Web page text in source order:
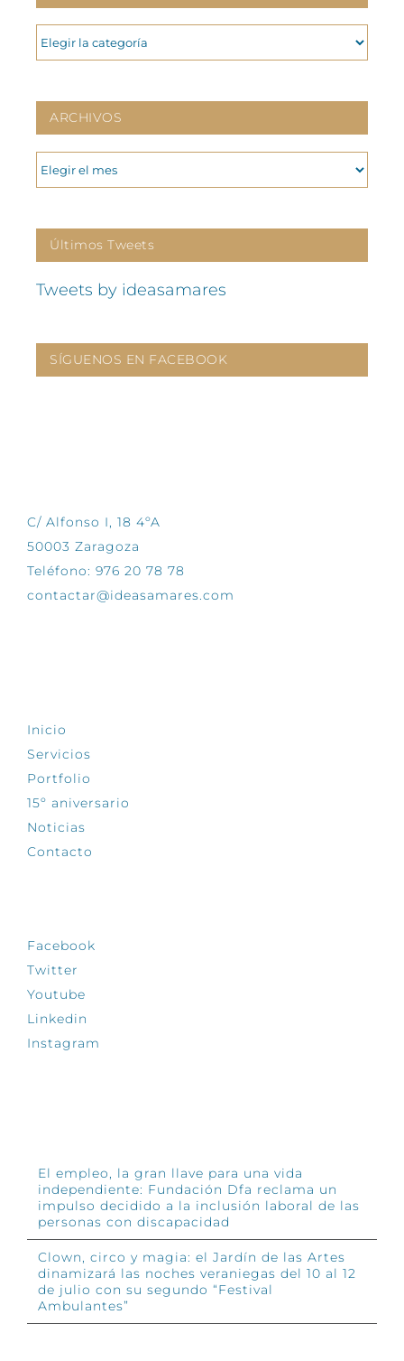
CATEGORIAS
ARCHIVOS
ARCHIVOS
Últimos Tweets
Tweets by ideasamares
SÍGUENOS EN FACEBOOK
C/ Alfonso I, 18 4ºA
50003 Zaragoza
Teléfono: 976 20 78 78
contactar@ideasamares.com
Inicio
Servicios
Portfolio
15º aniversario
Noticias
Contacto
Facebook
Twitter
Youtube
Linkedin
Instagram
El empleo, la gran llave para una vida
independiente: Fundación Dfa reclama un
impulso decidido a la inclusión laboral de las
personas con discapacidad
Clown, circo y magia: el Jardín de las Artes
dinamizará las noches veraniegas del 10 al 12
de julio con su segundo “Festival
Ambulantes”